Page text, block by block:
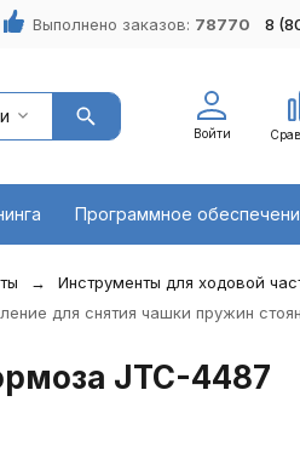
Выполнено заказов: 78770 8
Войти
Программное
Инструменты для ходовой
для снятия чашки пружин
JTC-4487